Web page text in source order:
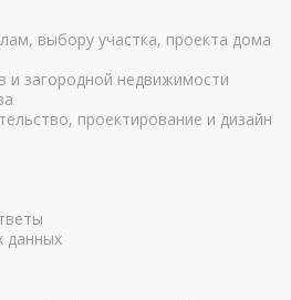
выбору участка, проекта дома
и загородной недвижимости
проектирование и дизайн
данных